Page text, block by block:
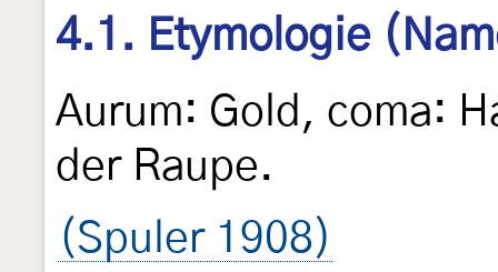
4.1. Etymologie
Aurum: Gold, coma:
der Raupe.
(Spuler 1908)